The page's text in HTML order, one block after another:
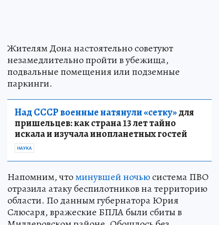
Жителям Дона настоятельно советуют
незамедлительно пройти в убежища,
подвальные помещения или подземные
паркинги.
Над СССР военные натянули «сетку»для
пришельцев: как страна 13 лет тайно
искала и изучала инопланетных гостей
НАУКА
Напомним, чтоминувшей ночьюсистема ПВО
отразила атаку беспилотников на территорию
области. По данным губернатора Юрия
Слюсаря, вражеские БПЛА были сбиты в